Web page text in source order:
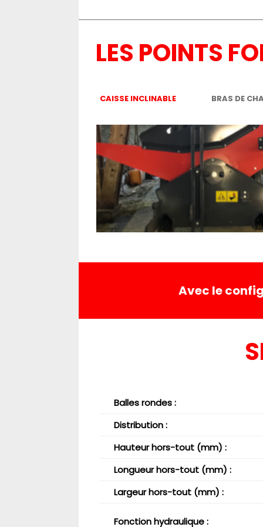
LES POINTS
CAISSE INCLINABLE BRAS DE
Avec le
Balles rondes:
Distribution:
Hauteur hors-tout (mm) :
Longueur hors-tout (mm) :
Largeur hors-tout (mm) :
Fonction hydraulique :